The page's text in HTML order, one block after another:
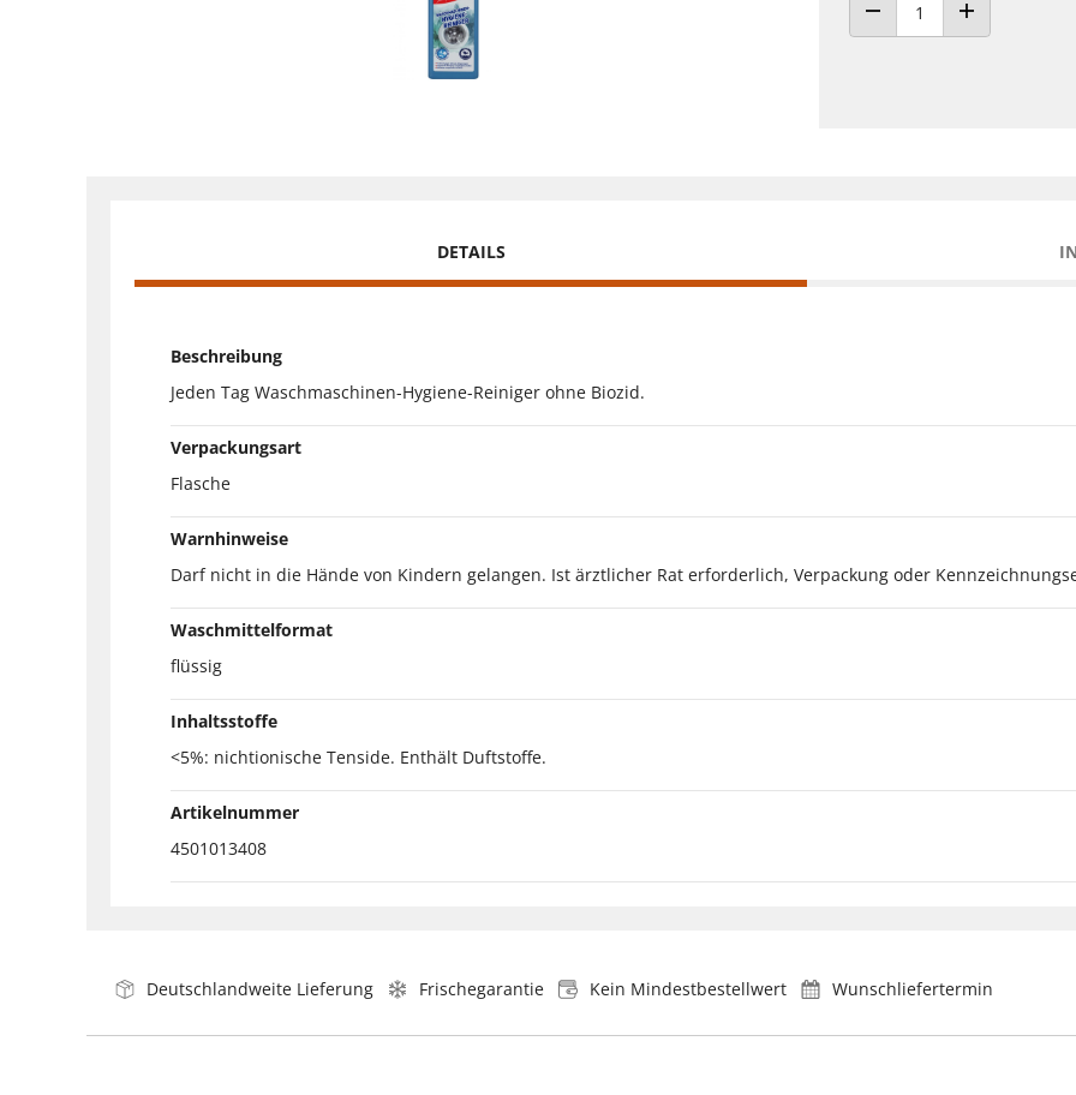
ANZAHL VERRINGERNANZAHL ERHÖHEN
DETAILS
Beschreibung
Jeden Tag Waschmaschinen-Hygiene-Reiniger ohne Biozid.
Verpackungsart
Flasche
Warnhinweise
Darf nicht in die Hände von Kindern gelangen. Ist ärztlicher Rat erforderlich, Verpackung oder
Waschmittelformat
flüssig
Inhaltsstoffe
<5%: nichtionische Tenside. Enthält Duftstoffe.
Artikelnummer
4501013408
Deutschlandweite Lieferung Frischegarantie Kein Mindestbestellwert Wunschliefertermin